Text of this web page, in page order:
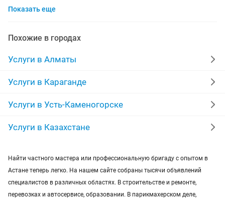
ремонт телевизоров
мебель на заказ
уколы на дому вывоз мусора
москитные сетки ремонт окон
ремонт стиральных машин
манипулятор тамада реставрация мебели
прихожая двери сборка мебели ремонт
Показать еще
Похожие в городах
Услуги в Алматы
Услуги в Караганде
Услуги в Усть-Каменогорске
Услуги в Казахстане
Найти частного мастера или профессиональную бригаду с опытом в
Астане теперь легко. На нашем сайте собраны тысячи объявлений
специалистов в различных областях. В строительстве и ремонте,
перевозках и автосервисе, образовании. В парикмахерском деле,